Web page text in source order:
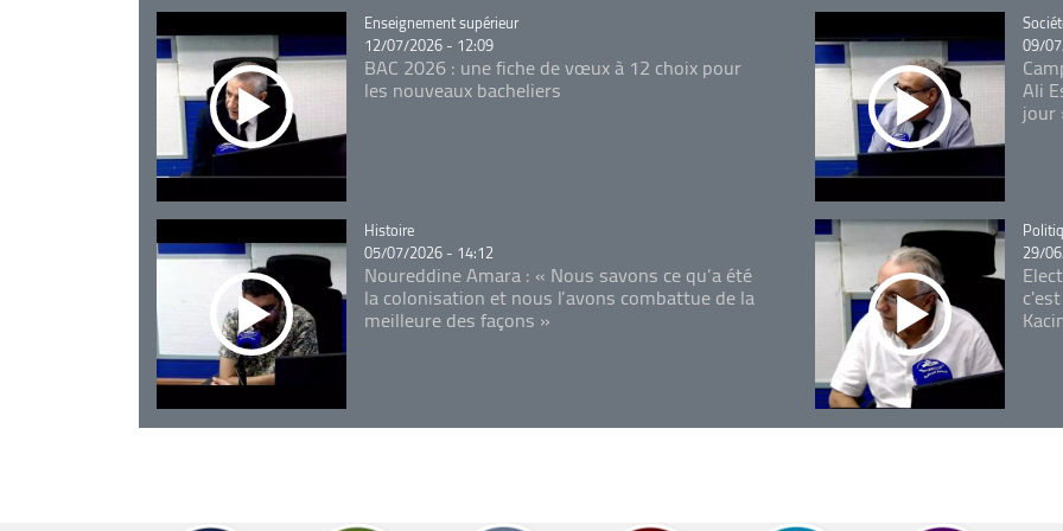
Catégorie
Enseignement supérieur
12/07/2026 - 12:09
BAC 2026 : une fiche de vœux à 12 choix pour
les nouveaux bacheliers
09/
Ali
jour
Catégorie
Histoire
05/07/2026 - 14:12
Noureddine Amara : « Nous savons ce qu’a été
la colonisation et nous l’avons combattue de la
meilleure des façons »
29/